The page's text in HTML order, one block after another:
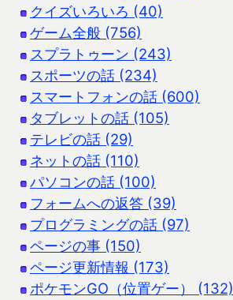
クイズいろいろ (40)
ゲーム全般 (756)
スプラトゥーン (243)
スポーツの話 (234)
スマートフォンの話 (600)
タブレットの話 (105)
テレビの話 (29)
ネットの話 (110)
パソコンの話 (100)
フォームへの返答 (39)
プログラミングの話 (97)
ページの事 (150)
ページ更新情報 (173)
ポケモンGO（位置ゲー） (132)